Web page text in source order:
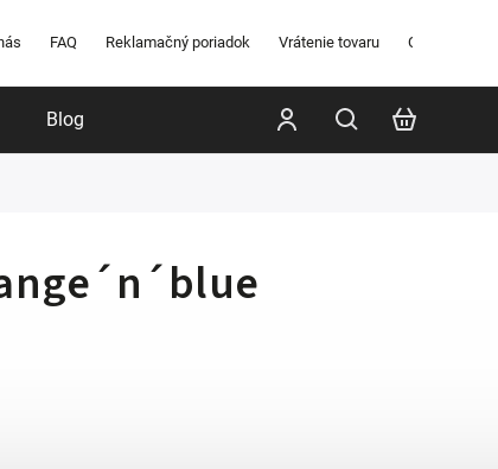
FAQ Reklamačný poriadok Vrátenie tovaru Obchodné
Blog Značky